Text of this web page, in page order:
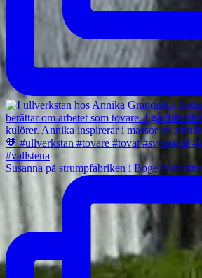
Susanna på strumpfabriken i Boge visar